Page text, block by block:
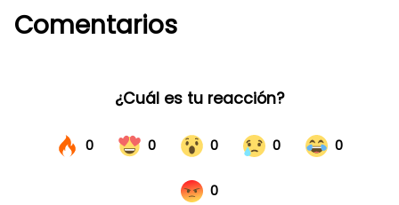
Comentarios